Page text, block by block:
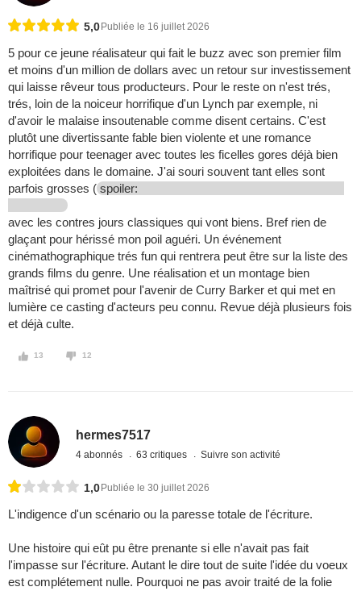
5,0 Publiée le 16 juillet 2026
5 pour ce jeune réalisateur qui fait le buzz avec son premier film
et moins d'un million de dollars avec un retour sur investissement
qui laisse rêveur tous producteurs. Pour le reste on n'est trés,
trés, loin de la noiceur horrifique d'un Lynch par exemple, ni
d'avoir le malaise insoutenable comme disent certains. C'est
plutôt une divertissante fable bien violente et une romance
horrifique pour teenager avec toutes les ficelles gores déjà bien
exploitées dans le domaine. J'ai souri souvent tant elles sont
parfois grosses ( spoiler:
avec les contres jours classiques qui vont biens. Bref rien de
glaçant pour hérissé mon poil aguéri. Un événement
cinémathographique trés fun qui rentrera peut être sur la liste des
grands films du genre. Une réalisation et un montage bien
maîtrisé qui promet pour l'avenir de Curry Barker et qui met en
lumière ce casting d'acteurs peu connu. Revue déjà plusieurs fois
et déjà culte.
13 12
hermes7517
4 abonnés 63 critiques Suivre son activité
1,0 Publiée le 30 juillet 2026
L'indigence d'un scénario ou la paresse totale de l'écriture.
Une histoire qui eût pu être prenante si elle n'avait pas fait
l'impasse sur l'écriture. Autant le dire tout de suite l'idée du voeux
est complétement nulle. Pourquoi ne pas avoir traité de la folie